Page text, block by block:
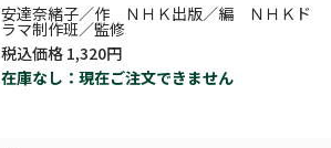
安達奈緒子／作 ＮＨＫ出版／編 ＮＨＫド
ラマ制作班／監修
税込価格 1,320円
在庫なし：現在ご注文できません